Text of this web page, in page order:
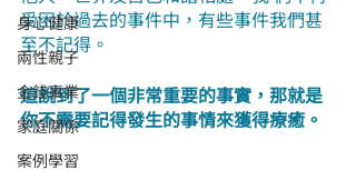
身心健康
兩性親子
金錢事業
家庭關係
案例學習
受困於過去的事件中，有些事件我們甚
至不記得。
這說到了一個非常重要的事實，那就是
你不需要記得發生的事情來獲得療癒。